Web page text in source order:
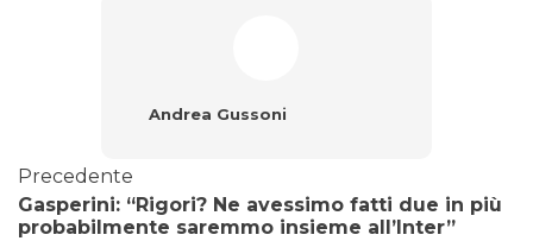
Andrea Gussoni
Precedente
Gasperini: “Rigori? Ne avessimo fatti due in più
probabilmente saremmo insieme all’Inter”